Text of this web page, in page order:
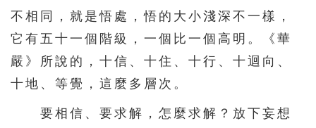
不相同，就是悟處，悟的大小淺深不一樣，
它有五十一個階級，一個比一個高明。《華
嚴》所說的，十信、十住、十行、十迴向、
十地、等覺，這麼多層次。
要相信、要求解，怎麼求解？放下妄想